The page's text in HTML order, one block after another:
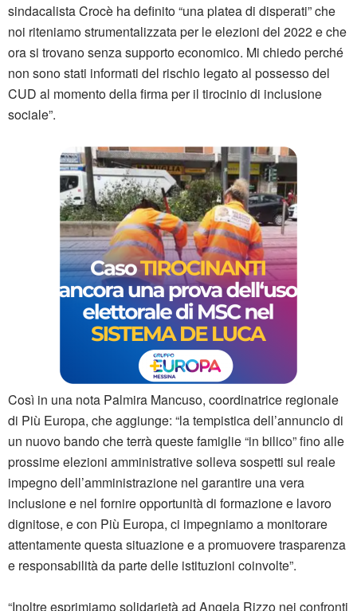
sindacalista Crocè ha definito “una platea di disperati” che
noi riteniamo strumentalizzata per le elezioni del 2022 e che
ora si trovano senza supporto economico. Mi chiedo perché
non sono stati informati del rischio legato al possesso del
CUD al momento della firma per il tirocinio di inclusione
sociale”.
Così in una nota Palmira Mancuso, coordinatrice regionale
di Più Europa, che aggiunge: “la tempistica dell’annuncio di
un nuovo bando che terrà queste famiglie “in bilico” fino alle
prossime elezioni amministrative solleva sospetti sul reale
impegno dell’amministrazione nel garantire una vera
inclusione e nel fornire opportunità di formazione e lavoro
dignitose, e con Più Europa, ci impegniamo a monitorare
attentamente questa situazione e a promuovere trasparenza
e responsabilità da parte delle istituzioni coinvolte”.
“Inoltre esprimiamo solidarietà ad Angela Rizzo nei confronti